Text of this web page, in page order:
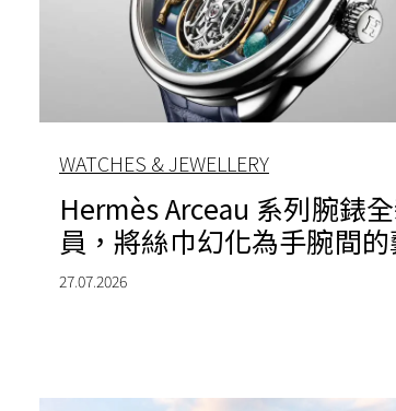
WATCHES & JEWELLERY
Hermès Arceau 系列腕錶
員，將絲巾幻化為手腕間
27.07.2026